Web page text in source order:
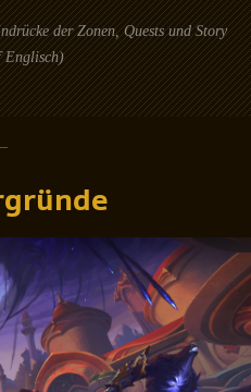
der Zonen, Quests und Story
Englisch)